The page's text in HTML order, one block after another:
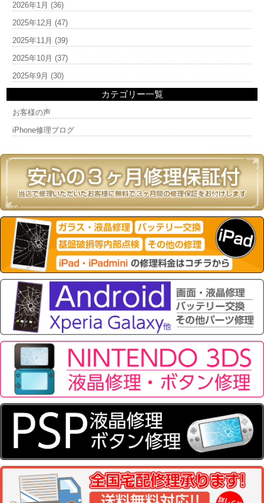
2026年1月 (36)
2025年12月 (47)
2025年11月 (39)
2025年10月 (37)
2025年9月 (30)
カテゴリー一覧
お客様の声
iPhone修理ブログ